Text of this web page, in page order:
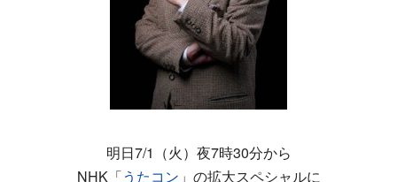
明日7/1（火）夜7時30分から
NHK「うたコン 」の拡大スペシャルに